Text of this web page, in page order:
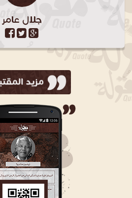
جلال عامر